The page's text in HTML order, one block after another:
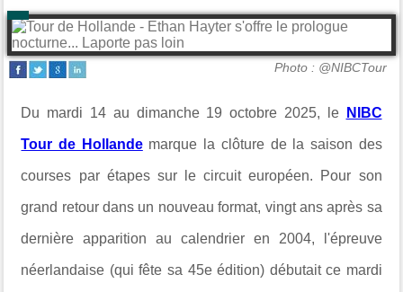
Photo : @NIBCTour
Du mardi 14 au dimanche 19 octobre 2025, le NIBC
Tour de Hollandemarque la clôture de la saison des
courses par étapes sur le circuit européen. Pour son
grand retour dans un nouveau format, vingt ans après sa
dernière apparition au calendrier en 2004, l'épreuve
néerlandaise (qui fête sa 45e édition) débutait ce mardi